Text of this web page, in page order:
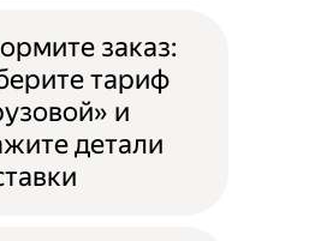
заказ:
тариф
и
детали